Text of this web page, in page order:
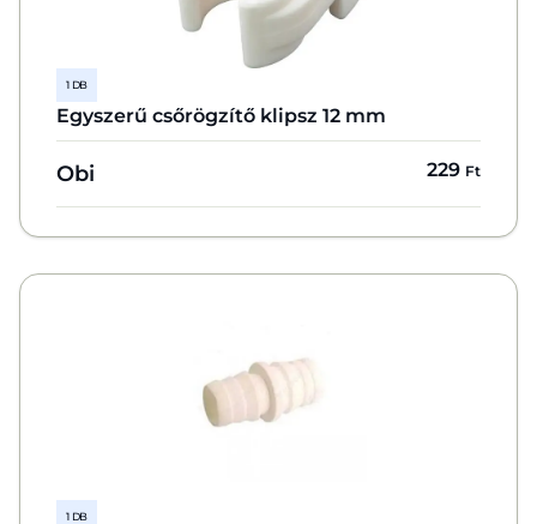
1 DB
Egyszerű csőrögzítő klipsz 12 mm
Obi 229 Ft
1 DB